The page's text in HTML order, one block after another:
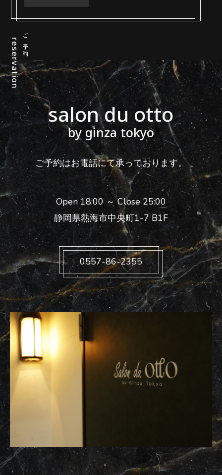
reservationご予約
salon du otto
by ginza tokyo
ご予約はお電話にて承っております。
Open 18:00 ～ Close 25:00
静岡県熱海市中央町1-7 B1F
0557-86-2355